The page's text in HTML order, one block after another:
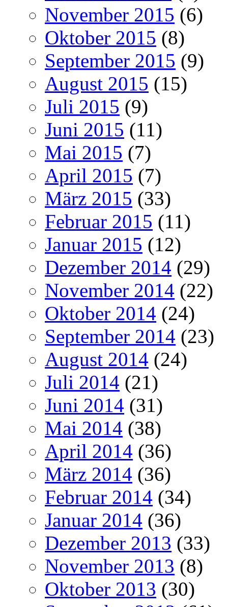
November 2015 (6)
Oktober 2015 (8)
September 2015 (9)
August 2015 (15)
Juli 2015 (9)
Juni 2015 (11)
Mai 2015 (7)
April 2015 (7)
März 2015 (33)
Februar 2015 (11)
Januar 2015 (12)
Dezember 2014 (29)
November 2014 (22)
Oktober 2014 (24)
September 2014 (23)
August 2014 (24)
Juli 2014 (21)
Juni 2014 (31)
Mai 2014 (38)
April 2014 (36)
März 2014 (36)
Februar 2014 (34)
Januar 2014 (36)
Dezember 2013 (33)
November 2013 (8)
Oktober 2013 (30)